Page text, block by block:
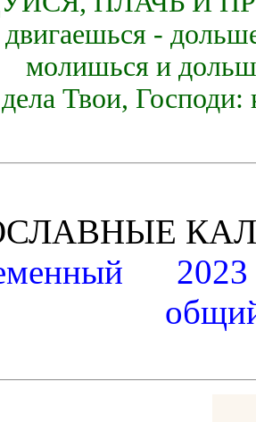
-
молишься и
Твои, Господи: